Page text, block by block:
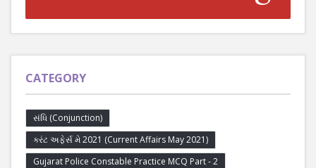
CATEGORY
સંધિ (Conjunction)
કરંટ અફેર્સ મે 2021 (Current Affairs May 2021)
Gujarat Police Constable Practice MCQ Part - 2